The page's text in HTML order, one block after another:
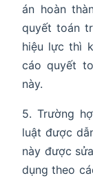
án hoàn
quyết toán
hiệu lực thì
cáo quyết
này.
5. Trường
luật được
này được
dụng theo